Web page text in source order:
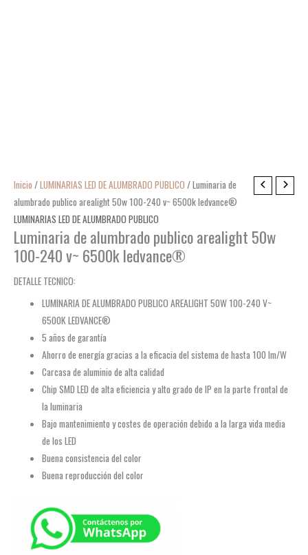
Inicio /LUMINARIAS LED DE ALUMBRADO PUBLICO / Luminaria de
alumbrado publico arealight 50w 100-240 v~ 6500k ledvance®
LUMINARIAS LED DE ALUMBRADO PUBLICO
Luminaria de alumbrado publico arealight 50w
100-240 v~ 6500k ledvance®
DETALLE TECNICO:
LUMINARIA DE ALUMBRADO PUBLICO AREALIGHT 50W 100-240 V~
6500K LEDVANCE®
5 años de garantía
Ahorro de energía gracias a la eficacia del sistema de hasta 100 lm/W
Carcasa de aluminio de alta calidad
Chip SMD LED de alta eficiencia y alto grado de IP en la parte frontal de
la luminaria
Bajo mantenimiento y costes de operación debido a la larga vida media
de los LED
Buena consistencia del color
Buena reproducción del color